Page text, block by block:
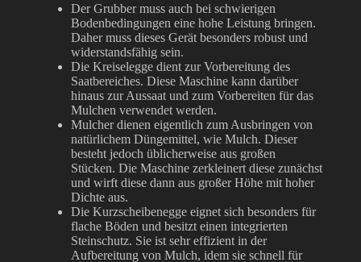
Der Grubber muss auch bei schwierigen
Bodenbedingungen eine hohe Leistung bringen.
Daher muss dieses Gerät besonders robust und
widerstandsfähig sein.
Die Kreiselegge dient zur Vorbereitung des
Saatbereiches. Diese Maschine kann darüber
hinaus zur Aussaat und zum Vorbereiten für das
Mulchen verwendet werden.
Mulcher dienen eigentlich zum Ausbringen von
natürlichem Düngemittel, wie Mulch. Dieser
besteht jedoch üblicherweise aus großen
Stücken. Die Maschine zerkleinert diese zunächst
und wirft diese dann aus großer Höhe mit hoher
Dichte aus.
Die Kurzscheibenegge eignet sich besonders für
flache Böden und besitzt einen integrierten
Steinschutz. Sie ist sehr effizient in der
Aufbereitung von Mulch, idem sie schnell für